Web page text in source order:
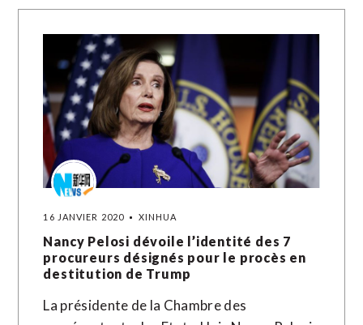
16 JANVIER 2020 XINHUA
Nancy Pelosi dévoile l’identité des 7
procureurs désignés pour le procès en
destitution de Trump
La présidente de la Chambre des